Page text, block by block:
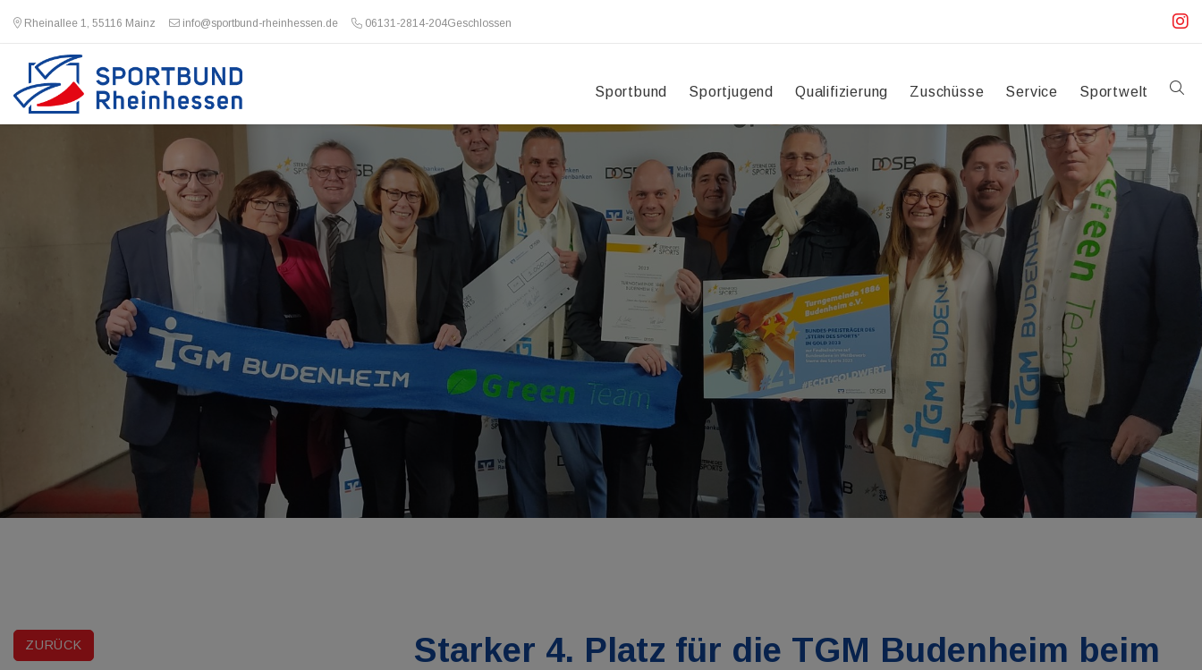
Rheinallee 1, 55116 Mainz info@sportbund-rheinhessen.de 06131-2814-204Geschlossen
Sportbund Sportjugend Qualifizierung Zuschüsse Service Sportwelt
ZURÜCK
Starker 4. Platz für die TGM Budenheim beim